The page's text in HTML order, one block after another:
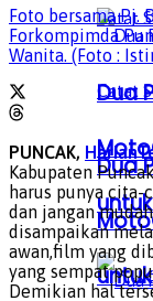
Dua
Dua
Foto bersama Pj.
Forkompimda
Wanita. (Foto :
PUNCAK,
Kabupaten
harus punya cita-
dan jangan
disampaikan
awan,film yang
yang sempat
Demikian hal